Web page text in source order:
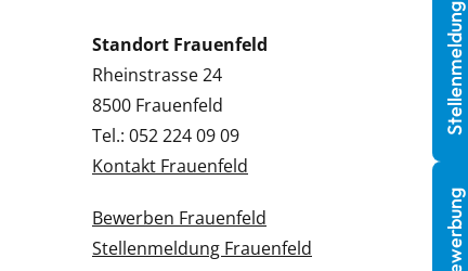
Standort Frauenfeld
Rheinstrasse 24
8500 Frauenfeld
Tel.: 052 224 09 09
Kontakt Frauenfeld
Bewerben Frauenfeld
Stellenmeldung Frauenfeld
Stellenmeldung